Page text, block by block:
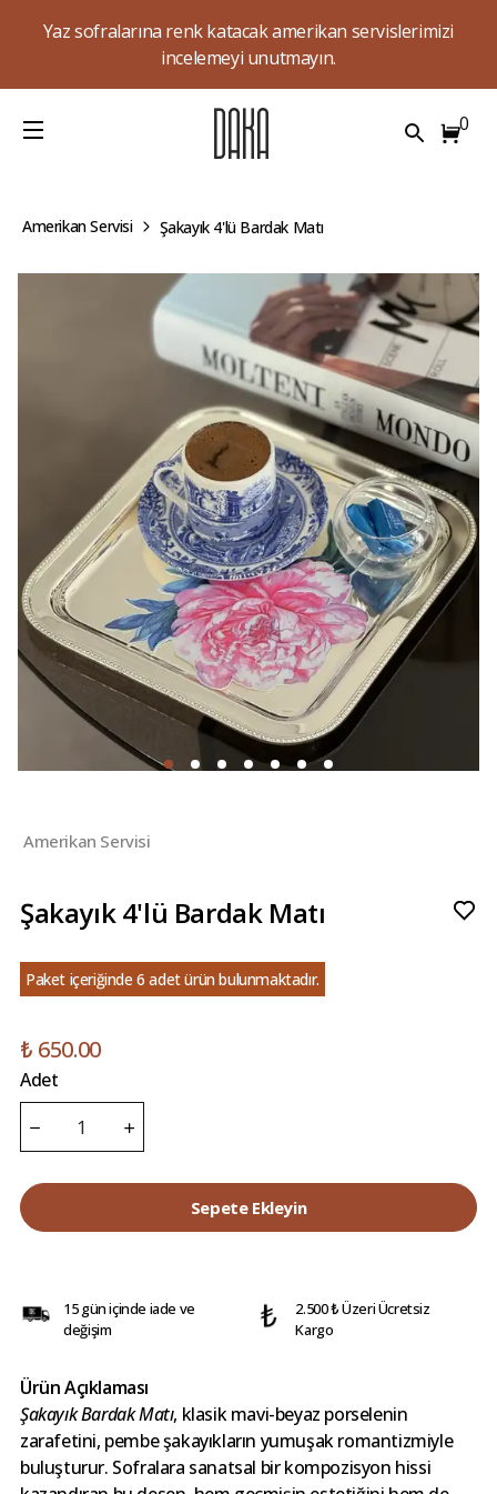
Yaz sofralarına renk katacak amerikan servislerimizi
incelemeyi unutmayın.
0
Amerikan Servisi Şakayık 4'lü Bardak Matı
Amerikan Servisi
Şakayık 4'lü Bardak Matı
Paket içeriğinde 6 adet ürün bulunmaktadır.
₺ 650.00
Adet
Sepete Ekleyin
15 gün içinde iade ve
değişim
2.500 ₺ Üzeri Ücretsiz
Kargo
Ürün Açıklaması
Şakayık Bardak Matı, klasik mavi-beyaz porselenin
zarafetini, pembe şakayıkların yumuşak romantizmiyle
buluşturur. Sofralara sanatsal bir kompozisyon hissi